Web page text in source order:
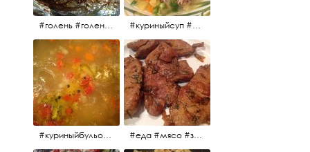
#голень #голеньиндейки #голеньиндейкивфольге #индейка #завтрак #еда #мясо #куриныйсуп #еда #ужин #можнокушать
#куриныйбульон #лавровыйлист #помидоры #картофель #чеснок #лук #морковь #приправы #перецдушистый #курица #ужин #еда #сольповкусу #жёлтыйкарри #имбирь #кориандр #кокос #лимонныйсок #оливковоемасло #кумин #кайенскийперец #еда #мясо #завтрак #источниквдохновения #люблюготовить